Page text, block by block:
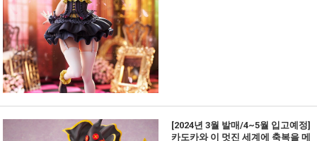
[2024년 3월 발매/4~5월 입고예정]
카도카와 이 멋진 세계에 축복을 메